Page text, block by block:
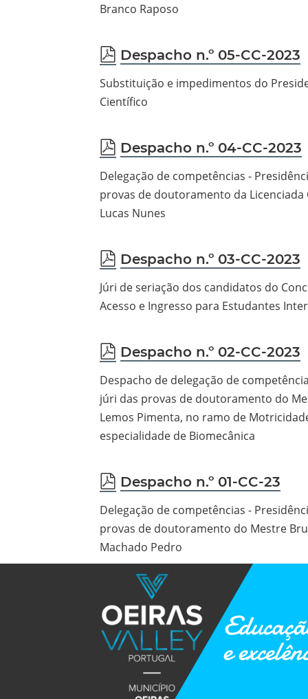
Branco Raposo
pdf
Despacho n.º 05-CC-2023
Substituição e impedimentos do
Científico
pdf
Despacho n.º 04-CC-2023
Delegação de competências -
provas de doutoramento da Licenciada
Lucas Nunes
pdf
Despacho n.º 03-CC-2023
Júri de seriação dos candidatos do
Acesso e Ingresso para Estudantes
pdf
Despacho n.º 02-CC-2023
Despacho de delegação de
júri das provas de doutoramento do
Lemos Pimenta, no ramo de
especialidade de Biomecânica
pdf
Despacho n.º 01-CC-23
Delegação de competências -
provas de doutoramento do Mestre
Machado Pedro
e